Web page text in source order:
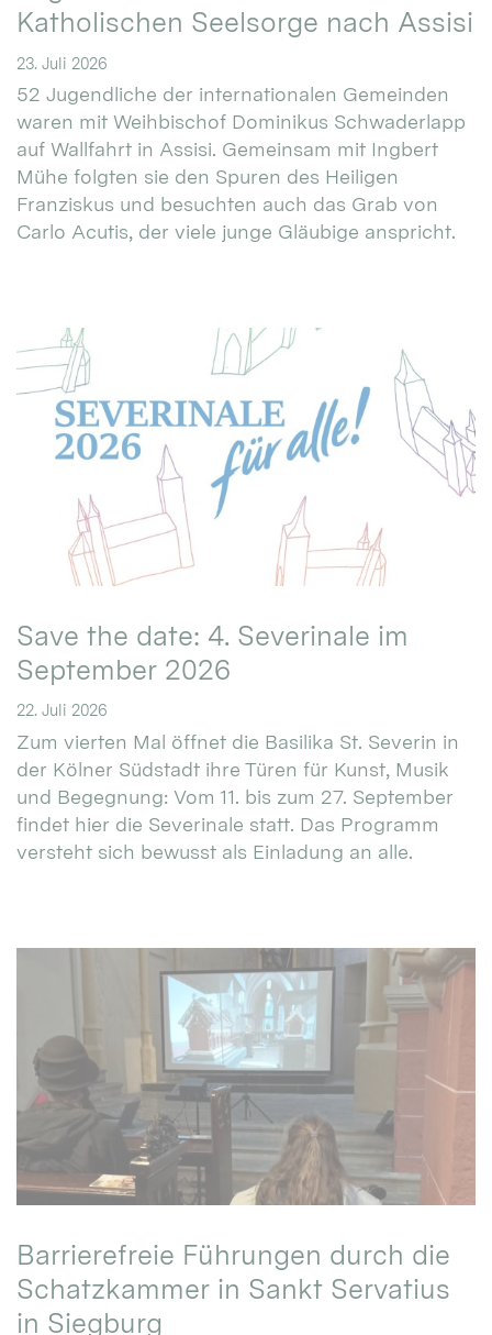
Katholischen Seelsorge nach Assisi
23. Juli 2026
52 Jugendliche der internationalen Gemeinden
waren mit Weihbischof Dominikus Schwaderlapp
auf Wallfahrt in Assisi. Gemeinsam mit Ingbert
Mühe folgten sie den Spuren des Heiligen
Franziskus und besuchten auch das Grab von
Carlo Acutis, der viele junge Gläubige anspricht.
Save the date: 4. Severinale im
September 2026
22. Juli 2026
Zum vierten Mal öffnet die Basilika St. Severin in
der Kölner Südstadt ihre Türen für Kunst, Musik
und Begegnung: Vom 11. bis zum 27. September
findet hier die Severinale statt. Das Programm
versteht sich bewusst als Einladung an alle.
Barrierefreie Führungen durch die
Schatzkammer in Sankt Servatius
in Siegburg